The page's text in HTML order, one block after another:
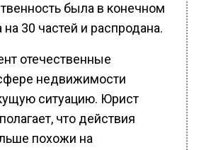
была в конечном
на 30 частей и распродана.
отечественные
недвижимости
ситуацию. Юрист
что действия
похожи на